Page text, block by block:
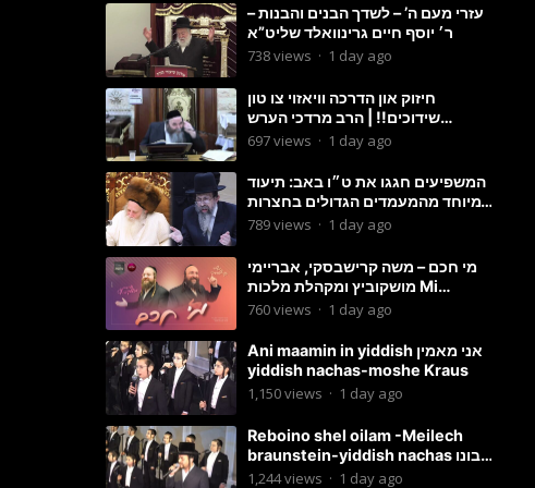
עזרי מעם ה’ – לשדך הבנים והבנות –
ר׳ יוסף חיים גרינוואלד שליט”א
738views · 1 day ago
חיזוק און הדרכה וויאזוי צו טון
שידוכים!! | הרב מרדכי הערש
שפיצער
697views · 1 day ago
המשפיעים חגגו את ט״ו באב: תיעוד
מיוחד מהמעמדים הגדולים בחצרות
האדמו״ר מסטוטשין והגרי״מ
789views · 1 day ago
מי חכם – משה קרישבסקי, אבריימי
מושקוביץ ומקהלת מלכות Mi
Chacham I
760views · 1 day ago
Ani maamin in yiddish אני מאמין
yiddish nachas-moshe Kraus
1,150views · 1 day ago
Reboino shel oilam -Meilech
braunstein-yiddish nachas רבונו
של עולם
1,244views · 1 day ago